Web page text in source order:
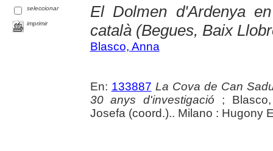
seleccionar
imprimir
El Dolmen d'Ardenya
català (Begues, Baix
Blasco, Anna
En: 133887 La Cova de Can
30 anys d'investigació ;
Josefa (coord.).. Milano : Hugony